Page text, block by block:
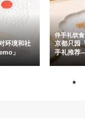
环境和社
」
伴手礼饮食
京都只园
手礼推荐